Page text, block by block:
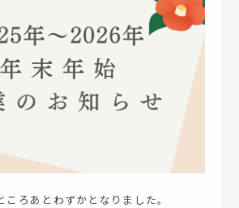
ろあとわずかとなりました。